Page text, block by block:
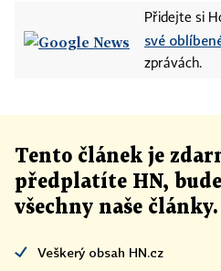
Přidejte si
své
zprávách.
Tento článek je
předplatíte HN,
všechny naše články.
Veškerý obsah HN.cz